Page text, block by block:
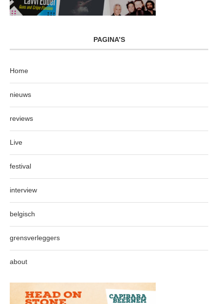
PAGINA’S
Home
nieuws
reviews
Live
festival
interview
belgisch
grensverleggers
about